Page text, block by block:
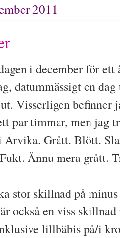
2011
i december för ett
datummässigt en
Visserligen befinner
par timmar, men jag
Grått. Blött.
Ännu mera grått.
stor skillnad på
också en viss
lillbäbis på/i